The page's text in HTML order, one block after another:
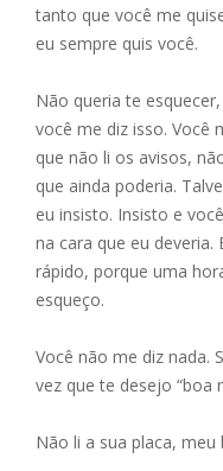
tanto que você me
eu sempre quis você.
Não queria te
você me diz isso. Você
que não li os avisos,
que ainda poderia.
eu insisto. Insisto e
na cara que eu deveria.
rápido, porque uma
esqueço.
Você não me diz nada.
vez que te desejo “boa
Não li a sua placa, meu